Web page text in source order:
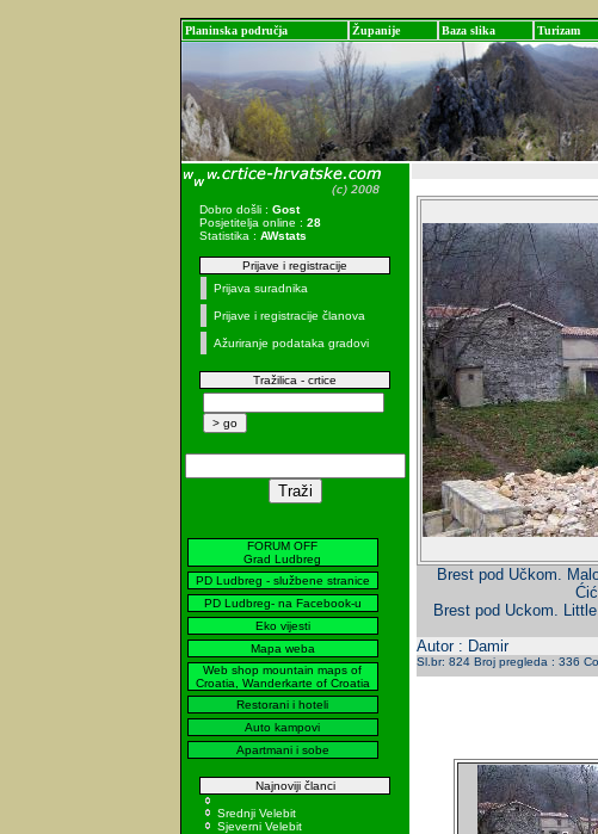
Planinska područja Županije Baza slika Turizam
Dobro došli : Gost
Posjetitelja online : 28
Statistika : AWstats
Prijave i registracije
Prijava suradnika
Prijave i registracije članova
Ažuriranje podataka gradovi
Tražilica - crtice
FORUM OFF
Grad Ludbreg
PD Ludbreg - službene stranice
PD Ludbreg- na Facebook-u
Eko vijesti
Mapa weba
Web shop mountain maps of
Croatia, Wanderkarte of Croatia
Restorani i hoteli
Auto kampovi
Apartmani i sobe
Najnoviji članci
Srednji Velebit
Sjeverni Velebit
Brest pod Učkom.
Brest pod Uckom.
Autor : Damir
Sl.br: 824 Broj pregleda : 336